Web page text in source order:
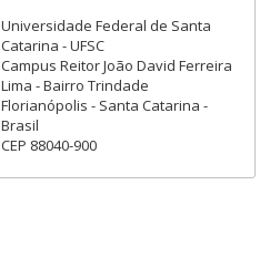
Universidade Federal de Santa
Catarina - UFSC
Campus Reitor João David Ferreira
Lima - Bairro Trindade
Florianópolis - Santa Catarina -
Brasil
CEP 88040-900